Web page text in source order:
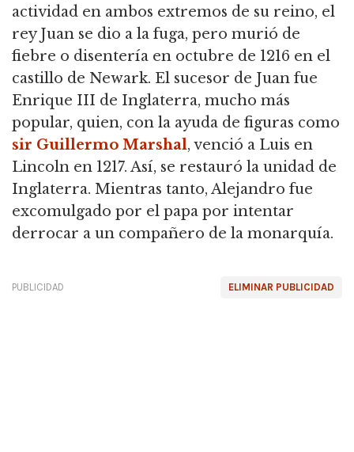
actividad en ambos extremos de su reino, el
rey Juan se dio a la fuga, pero murió de
fiebre o disentería en octubre de 1216 en el
castillo de Newark. El sucesor de Juan fue
Enrique III de Inglaterra, mucho más
popular, quien, con la ayuda de figuras como
sir Guillermo Marshal, venció a Luis en
Lincoln en 1217. Así, se restauró la unidad de
Inglaterra. Mientras tanto, Alejandro fue
excomulgado por el papa por intentar
derrocar a un compañero de la monarquía.
ELIMINAR PUBLICIDAD
PUBLICIDAD